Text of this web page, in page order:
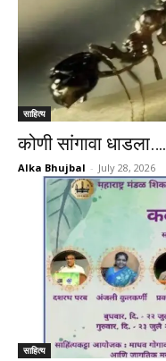
साहित्य
कोणी सांगावा धाडला….
Alka Bhujbal - July 28, 2026
साहित्य